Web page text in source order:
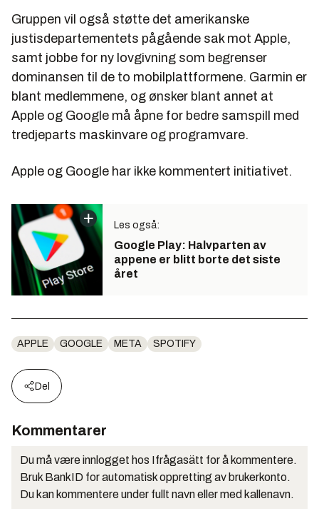
Gruppen vil også støtte det amerikanske
justisdepartementets pågående sak mot Apple,
samt jobbe for ny lovgivning som begrenser
dominansen til de to mobilplattformene. Garmin er
blant medlemmene, og ønsker blant annet at
Apple og Google må åpne for bedre samspill med
tredjeparts maskinvare og programvare.
Apple og Google har ikke kommentert initiativet.
Les også:
Google Play: Halvparten av
appene er blitt borte det siste
året
APPLE GOOGLE META SPOTIFY
Del
Kommentarer
Du må være innlogget hos Ifrågasätt for å kommentere.
Bruk BankID for automatisk oppretting av brukerkonto.
Du kan kommentere under fullt navn eller med kallenavn.